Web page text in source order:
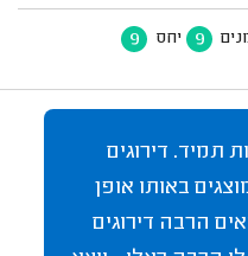
9 יחס 9
תמיד. דירוגים
באותו אופן
הרבה דירוגים